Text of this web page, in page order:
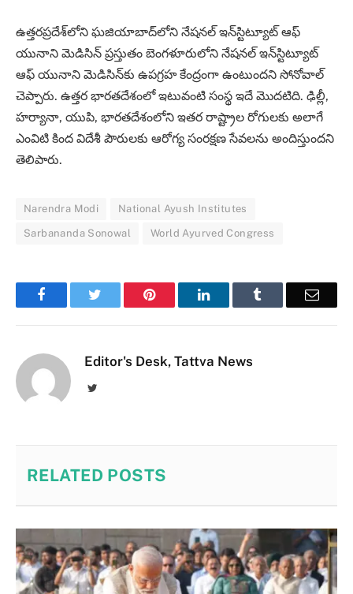
ఉత్తరప్రదేశ్‌లోని ఘజియాబాద్‌లోని నేషనల్ ఇన్‌స్టిట్యూట్ ఆఫ్
యునాని మెడిసిన్ ప్రస్తుతం బెంగళూరులోని నేషనల్ ఇన్‌స్టిట్యూట్
ఆఫ్ యునాని మెడిసిన్‌కు ఉపగ్రహ కేంద్రంగా ఉంటుందని సోనోవాల్
చెప్పారు. ఉత్తర భారతదేశంలో ఇటువంటి సంస్థ ఇదే మొదటిది. ఢిల్లీ,
హర్యానా, యుపి, భారతదేశంలోని ఇతర రాష్ట్రాల రోగులకు అలాగే
ఎంవిటి కింద విదేశీ పౌరులకు ఆరోగ్య సంరక్షణ సేవలను అందిస్తుందని
తెలిపారు.
Narendra Modi National Ayush Institutes
Sarbananda Sonowal World Ayurved Congress
Facebook Pinterest LinkedIn Email
Editor's Desk, Tattva News
Twitter
RELATED POSTS